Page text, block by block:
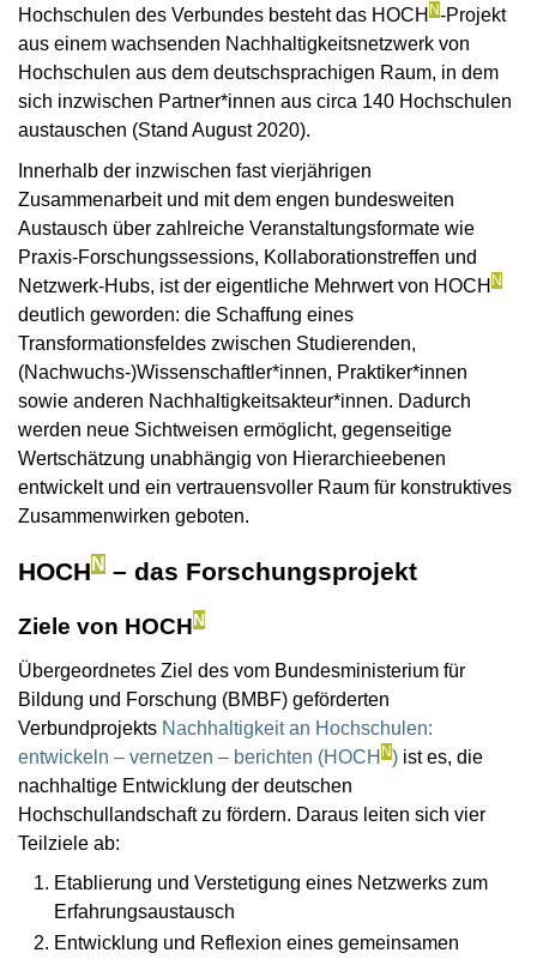
Hochschulen des Verbundes besteht das HOCH N-Projekt
aus einem wachsenden Nachhaltigkeitsnetzwerk von
Hochschulen aus dem deutschsprachigen Raum, in dem
sich inzwischen Partner*innen aus circa 140 Hochschulen
austauschen (Stand August 2020).
Innerhalb der inzwischen fast vierjährigen
Zusammenarbeit und mit dem engen bundesweiten
Austausch über zahlreiche Veranstaltungsformate wie
Praxis-Forschungssessions, Kollaborationstreffen und
Netzwerk-Hubs, ist der eigentliche Mehrwert von HOCH N
deutlich geworden: die Schaffung eines
Transformationsfeldes zwischen Studierenden,
(Nachwuchs-)Wissenschaftler*innen, Praktiker*innen
sowie anderen Nachhaltigkeitsakteur*innen. Dadurch
werden neue Sichtweisen ermöglicht, gegenseitige
Wertschätzung unabhängig von Hierarchieebenen
entwickelt und ein vertrauensvoller Raum für konstruktives
Zusammenwirken geboten.
HOCH N – das Forschungsprojekt
Ziele von HOCHN
Übergeordnetes Ziel des vom Bundesministerium für
Bildung und Forschung (BMBF) geförderten
Verbundprojekts Nachhaltigkeit an Hochschulen:
entwickeln – vernetzen – berichten (HOCH N) ist es, die
nachhaltige Entwicklung der deutschen
Hochschullandschaft zu fördern. Daraus leiten sich vier
Teilziele ab:
Etablierung und Verstetigung eines Netzwerks zum
Erfahrungsaustausch
Entwicklung und Reflexion eines gemeinsamen